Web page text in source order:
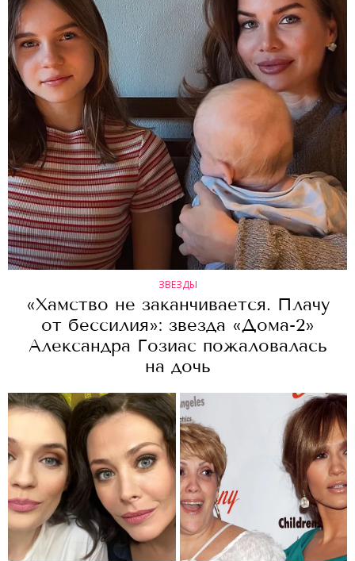
ЗВЕЗДЫ
«Хамство не заканчивается. Плачу
от бессилия»: звезда «Дома-2»
Александра Гозиас пожаловалась
на дочь